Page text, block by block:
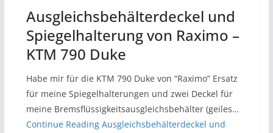
Ausgleichsbehälterdeckel und
Spiegelhalterung von Raximo –
KTM 790 Duke
Habe mir für die KTM 790 Duke von “Raximo” Ersatz
für meine Spiegelhalterungen und zwei Deckel für
meine Bremsflüssigkeitsausgleichsbehälter (geiles…
Continue ReadingAusgleichsbehälterdeckel und